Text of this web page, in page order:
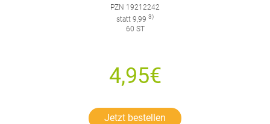
PZN 19212242
statt 9,99 3)
60 ST
4,95€
Jetzt bestellen